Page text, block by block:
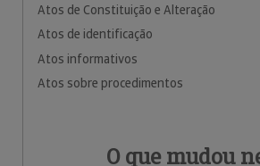
Atos de Constituição e Alteração
Atos de identificação
Atos informativos
Atos sobre procedimentos
O que mudou